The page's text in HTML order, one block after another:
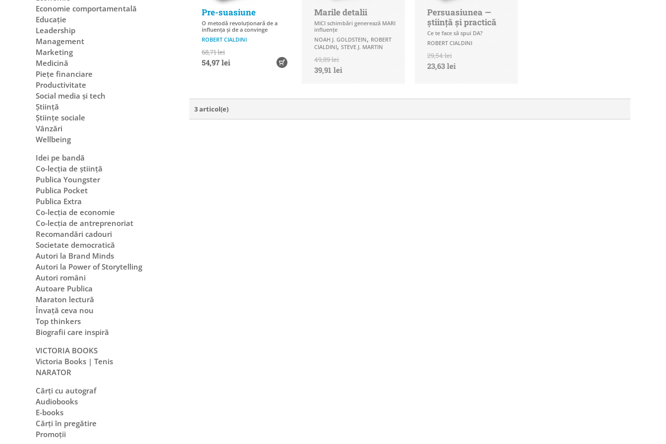
Pre-suasiune
O metodă revoluționară de a
influența și de a convinge
ROBERT CIALDINI
68,71 lei
54,97 lei
Marile detalii
MICI schimbări generează MARI
influenţe
NOAH J. GOLDSTEIN, ROBERT
CIALDINI,STEVE J. MARTIN
49,89 lei
39,91 lei
Persuasiunea —
știință și practică
Ce te face să spui DA?
ROBERT CIALDINI
29,54 lei
23,63 lei
3 articol(e)
Economie comportamentală
Educație
Leadership
Management
Marketing
Medicină
Piețe financiare
Productivitate
Social media și tech
Știință
Științe sociale
Vânzări
Wellbeing
Idei pe bandă
Co-lecția de știință
Publica Youngster
Publica Pocket
Publica Extra
Co-lecția de economie
Co-lecția de antreprenoriat
Recomandări cadouri
Societate democratică
Autori la Brand Minds
Autori la Power of Storytelling
Autori români
Autoare Publica
Maraton lectură
Învață ceva nou
Top thinkers
Biografii care inspiră
VICTORIA BOOKS
Victoria Books | Tenis
NARATOR
Cărți cu autograf
Audiobooks
E-books
Cărți în pregătire
Promoții